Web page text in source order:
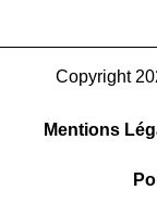
Copyright
Mentions